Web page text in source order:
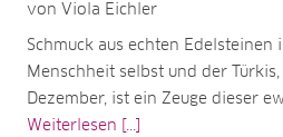
von Viola Eichler
Schmuck aus echten Edelsteinen
Menschheit selbst und der
Dezember, ist ein Zeuge dieser
Weiterlesen [...]